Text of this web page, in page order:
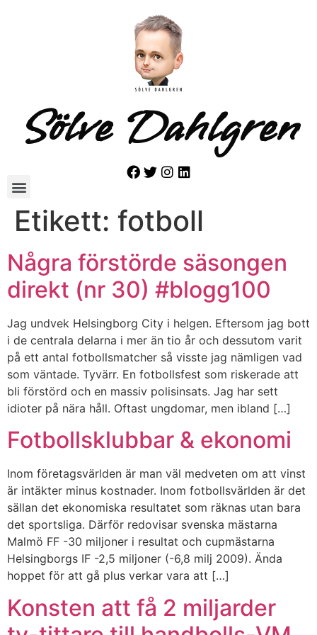
Sölve Dahlgren
Etikett: fotboll
Några förstörde säsongen
direkt (nr 30) #blogg100
Jag undvek Helsingborg City i helgen. Eftersom jag bott
i de centrala delarna i mer än tio år och dessutom varit
på ett antal fotbollsmatcher så visste jag nämligen vad
som väntade. Tyvärr. En fotbollsfest som riskerade att
bli förstörd och en massiv polisinsats. Jag har sett
idioter på nära håll. Oftast ungdomar, men ibland […]
Fotbollsklubbar & ekonomi
Inom företagsvärlden är man väl medveten om att vinst
är intäkter minus kostnader. Inom fotbollsvärlden är det
sällan det ekonomiska resultatet som räknas utan bara
det sportsliga. Därför redovisar svenska mästarna
Malmö FF -30 miljoner i resultat och cupmästarna
Helsingborgs IF -2,5 miljoner (-6,8 milj 2009). Ända
hoppet för att gå plus verkar vara att […]
Konsten att få 2 miljarder